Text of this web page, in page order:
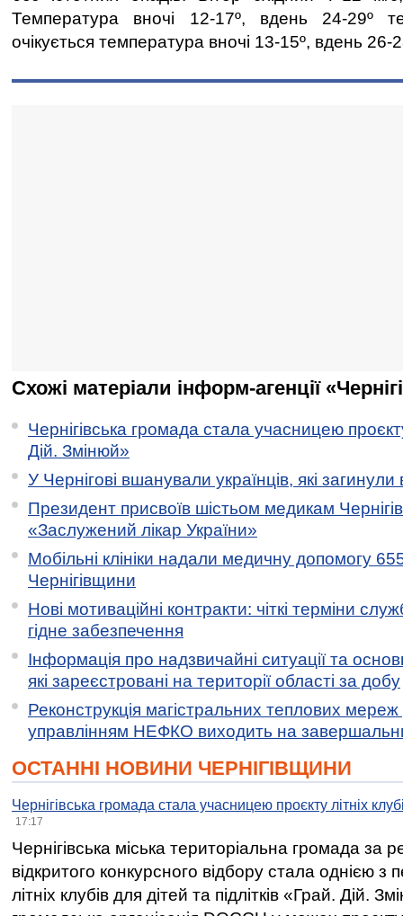
Температура вночі 12-17º, вдень 24-29º
очікується температура вночі 13-15º, вдень 26-
Схожі матеріали інформ-агенції
Чернігівська громада стала учасницею
Дій. Змінюй»
У Чернігові вшанували українців, які загинули
Президент присвоїв шістьом медикам
«Заслужений лікар України»
Мобільні клініки надали медичну допомогу
Чернігівщини
Нові мотиваційні контракти: чіткі терміни
гідне забезпечення
Інформація про надзвичайні ситуації та
які зареєстровані на території області за добу
Реконструкція магістральних теплових мереж
управлінням НЕФКО виходить на
ОСТАННІ НОВИНИ ЧЕРНІГІВЩИНИ
Чернігівська громада стала учасницею проєкту літніх
17:17
Чернігівська міська територіальна громада за
відкритого конкурсного відбору стала однією
літніх клубів для дітей та підлітків «Грай. Дій.